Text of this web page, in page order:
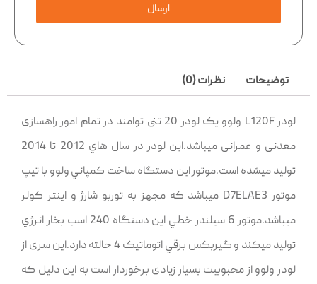
ارسال
توضیحات نظرات (0)
لودر L120F ولوو یک لودر 20 تنی توامند در تمام امور راهسازی
معدنی و عمرانی میباشد.این لودر در سال هاي 2012 تا 2014
توليد ميشده است.موتور اين دستگاه ساخت کمپاني ولوو با تيپ
موتور D7ELAE3 ميباشد که مجهز به توربو شارژ و اينتر کولر
ميباشد.موتور 6 سيلندر خطي اين دستگاه 240 اسب بخار انرژي
توليد ميکند و گيربکس برقي اتوماتيک 4 حالته دارد.این سری از
لودر ولوو از محبوبیت بسیار زیادی برخوردار است به این دلیل که